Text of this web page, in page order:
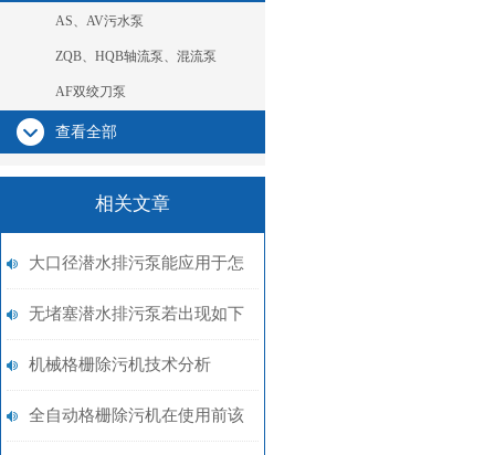
AS、AV污水泵
ZQB、HQB轴流泵、混流泵
AF双绞刀泵
查看全部
相关文章
大口径潜水排污泵能应用于怎
样的场合呢？
无堵塞潜水排污泵若出现如下
问题，该如何处理呢？
机械格栅除污机技术分析
全自动格栅除污机在使用前该